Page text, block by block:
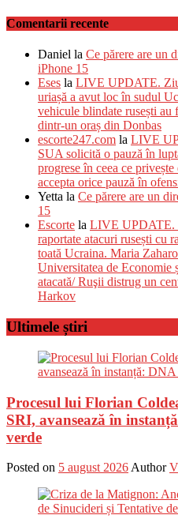
Comentarii recente
Daniel la Ce părere are un
iPhone 15
Eses la LIVE UPDATE.
uriașă a avut loc în sudul
vehicule blindate rusești
dintr-un oraș din Donbas
escorte247.com la LIVE
SUA solicită o pauză în
progrese în ceea ce
accepta orice pauză în
Yetta la Ce părere are un
15
Escorte la LIVE UPDATE.
raportate atacuri rusești cu
toată Ucraina. Maria
Universitatea de Economie
atacată/ Ruşii distrug un
Harkov
Ultimele știri
Procesul lui Florian
SRI, avansează în
verde
Posted on 5 august 2026 Author